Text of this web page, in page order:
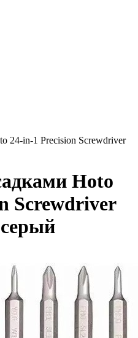
24-in-1 Precision Screwdriver
Hoto
Screwdriver